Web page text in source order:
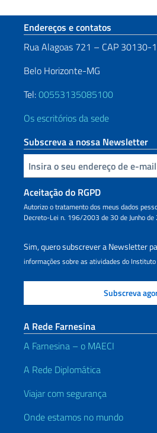
Seção de rodapé
Endereços e contatos
Rua Alagoas 721 – CAP 30130-
Belo Horizonte-MG
Tel:00553135085100
Os escritórios da sede
Subscreva a nossa Newsletter
Inserisci la tua email
Aceitação do RGPD
Autorizo o tratamento dos meus dados
Decreto-Lei n. 196/2003 de 30 de Junho de
Sim, quero subscrever a Newsletter
informações sobre as atividades do Instituto
A Rede Farnesina
A Farnesina – o MAECI
A Rede Diplomática
Viajar com segurança
Onde estamos no mundo